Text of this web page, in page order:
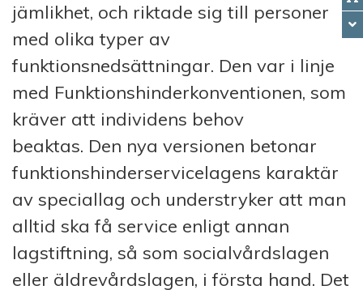
jämlikhet, och riktade sig till personer
med olika typer av
funktionsnedsättningar. Den var i linje
med Funktionshinderkonventionen, som
kräver att individens behov
beaktas. Den nya versionen betonar
funktionshinderservicelagens karaktär
av speciallag och understryker att man
alltid ska få service enligt annan
lagstiftning, så som socialvårdslagen
eller äldrevårdslagen, i första hand. Det